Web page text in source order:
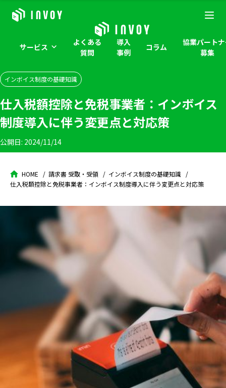
サービス
よくある
質問
導入
事例
コラム
協業パート
募集
インボイス制度の基礎知識
仕入税額控除と免税事業者：インボイス
制度導入に伴う変更点と対応策
公開日: 2024/11/14
HOME 請求書 受取・受領
インボイス制度の基礎知識
仕入税額控除と免税事業者：インボイス制度導入に伴う変更点と対応策